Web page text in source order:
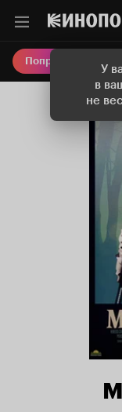
У
в
не
Попробовать Плюс